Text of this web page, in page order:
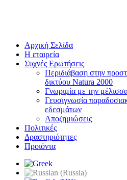
Αρχική Σελίδα
Η εταιρεία
Συχνές Ερωτήσεις
Περιδιάβαση στην
δικτύου Natura 2000
Γνωριμία με την
Γευσιγνωσία
εδεσμάτων
Αποζημιώσεις
Πολιτικές
Δραστηριότητες
Προιόντα